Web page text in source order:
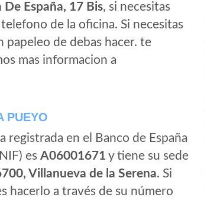
De España, 17 Bis, si necesitas
de la oficina. Si necesitas
papeleo de debas hacer. te
mas informacion a
PUEYO
registrada en el Banco de España
es A06001671 y tiene su sede
Villanueva de la Serena. Si
hacerlo a través de su número